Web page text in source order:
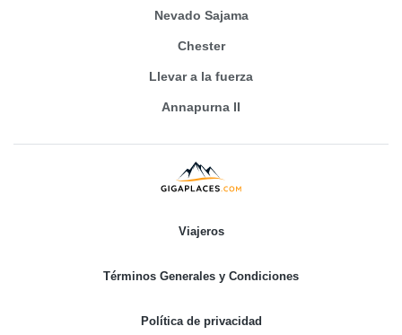
Nevado Sajama
Chester
Llevar a la fuerza
Annapurna II
Viajeros
Términos Generales y Condiciones
Política de privacidad